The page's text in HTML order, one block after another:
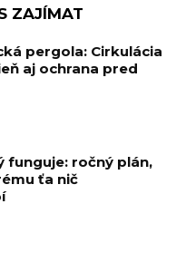
ZAJÍMAT
pergola: Cirkulácia
aj ochrana pred
funguje: ročný plán,
ťa nič